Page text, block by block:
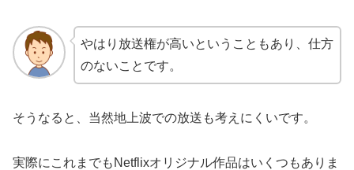
やはり放送権が高いということもあり、仕方
のないことです。
そうなると、当然地上波での放送も考えにくいです。
実際にこれまでもNetflixオリジナル作品はいくつもありま